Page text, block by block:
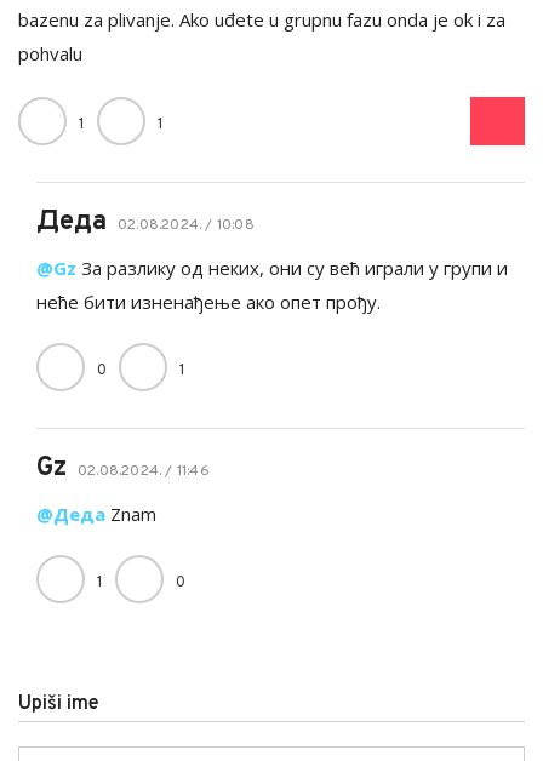
bazenu za plivanje. Ako uđete u grupnu fazu onda je ok i za
pohvalu
1 1
Деда 02.08.2024. / 10:08
@Gz За разлику од неких, они су већ играли у групи и
неће бити изненађење ако опет прођу.
0 1
Gz 02.08.2024. / 11:46
@Деда Znam
1 0
Upiši ime